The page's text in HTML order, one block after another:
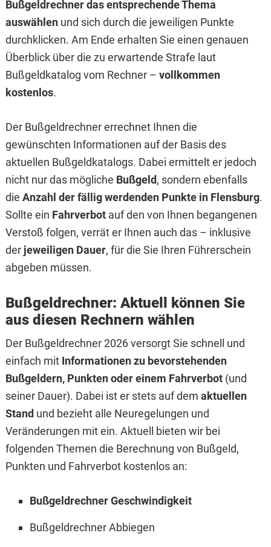
Bußgeldrechner das entsprechende Thema
auswählenund sich durch die jeweiligen Punkte
durchklicken. Am Ende erhalten Sie einen genauen
Überblick über die zu erwartende Strafe laut
Bußgeldkatalog vom Rechner – vollkommen
kostenlos.
Der Bußgeldrechner errechnet Ihnen die
gewünschten Informationen auf der Basis des
aktuellen Bußgeldkatalogs. Dabei ermittelt er jedoch
nicht nur das mögliche Bußgeld, sondern ebenfalls
die Anzahl der fällig werdenden Punkte in Flensburg.
Sollte ein Fahrverbotauf den von Ihnen begangenen
Verstoß folgen, verrät er Ihnen auch das – inklusive
der jeweiligen Dauer, für die Sie Ihren Führerschein
abgeben müssen.
Bußgeldrechner: Aktuell können Sie
aus diesen Rechnern wählen
Der Bußgeldrechner 2026 versorgt Sie schnell und
einfach mit Informationen zu bevorstehenden
Bußgeldern, Punkten oder einem Fahrverbot(und
seiner Dauer). Dabei ist er stets auf dem aktuellen
Stand und bezieht alle Neuregelungen und
Veränderungen mit ein. Aktuell bieten wir bei
folgenden Themen die Berechnung von Bußgeld,
Punkten und Fahrverbot kostenlos an:
Bußgeldrechner Geschwindigkeit
Bußgeldrechner Abbiegen